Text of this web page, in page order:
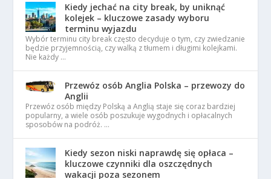
Kiedy jechać na city break, by uniknąć
kolejek – kluczowe zasady wyboru
terminu wyjazdu
Wybór terminu city break często decyduje o tym, czy zwiedzanie
będzie przyjemnością, czy walką z tłumem i długimi kolejkami.
Nie każdy …
Przewóz osób Anglia Polska – przewozy do
Anglii
Przewóz osób między Polską a Anglią staje się coraz bardziej
popularny, a wiele osób poszukuje wygodnych i opłacalnych
sposobów na podróż. …
Kiedy sezon niski naprawdę się opłaca –
kluczowe czynniki dla oszczędnych
wakacji poza sezonem